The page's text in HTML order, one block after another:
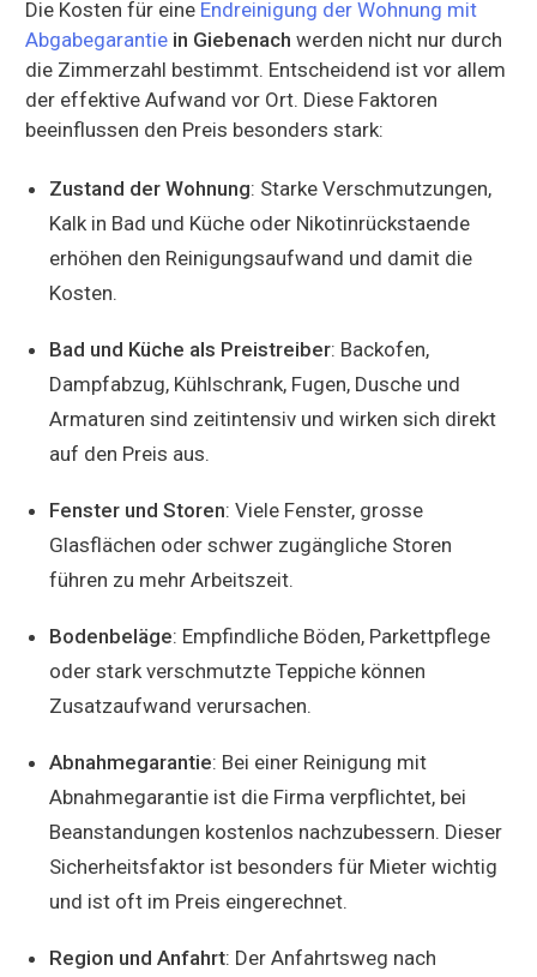
Die Kosten für eine Endreinigung der Wohnung mit
Abgabegarantie in Giebenach werden nicht nur durch
die Zimmerzahl bestimmt. Entscheidend ist vor allem
der effektive Aufwand vor Ort. Diese Faktoren
beeinflussen den Preis besonders stark:
Zustand der Wohnung: Starke Verschmutzungen,
Kalk in Bad und Küche oder Nikotinrückstaende
erhöhen den Reinigungsaufwand und damit die
Kosten.
Bad und Küche als Preistreiber: Backofen,
Dampfabzug, Kühlschrank, Fugen, Dusche und
Armaturen sind zeitintensiv und wirken sich direkt
auf den Preis aus.
Fenster und Storen: Viele Fenster, grosse
Glasflächen oder schwer zugängliche Storen
führen zu mehr Arbeitszeit.
Bodenbeläge: Empfindliche Böden, Parkettpflege
oder stark verschmutzte Teppiche können
Zusatzaufwand verursachen.
Abnahmegarantie: Bei einer Reinigung mit
Abnahmegarantie ist die Firma verpflichtet, bei
Beanstandungen kostenlos nachzubessern. Dieser
Sicherheitsfaktor ist besonders für Mieter wichtig
und ist oft im Preis eingerechnet.
Region und Anfahrt: Der Anfahrtsweg nach